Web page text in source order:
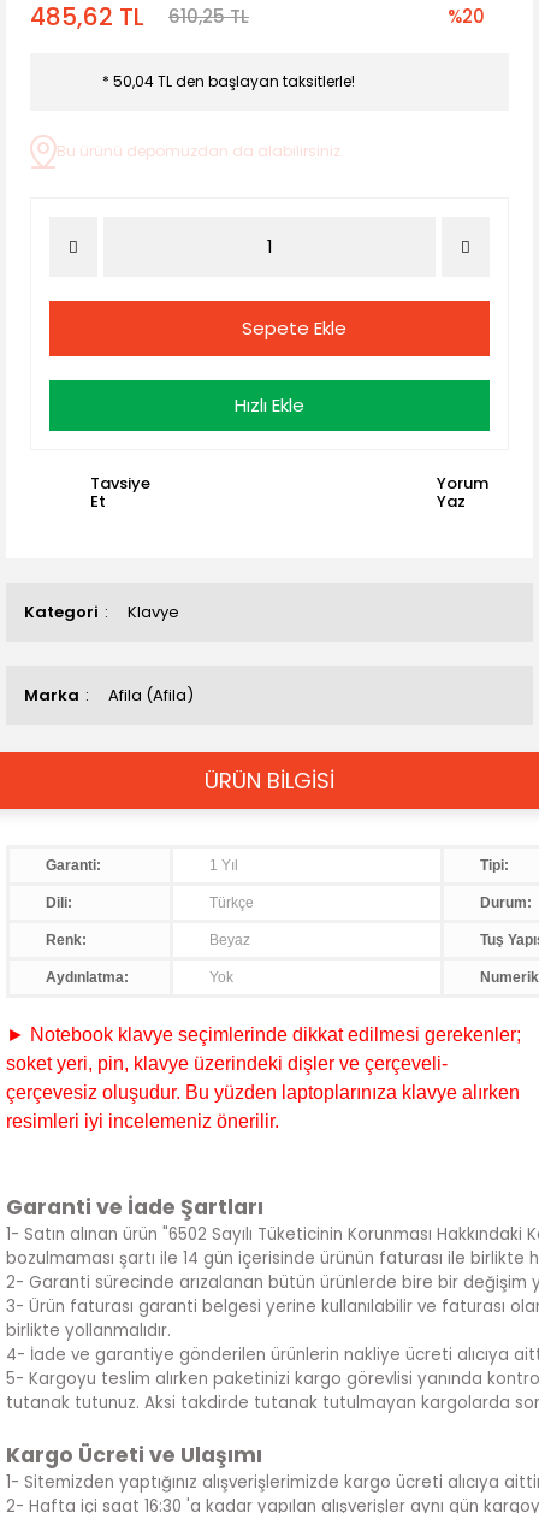
Kategori Klavye
Marka Afila (Afila)
485,62 TL 610,25 TL %20
* 50,04 TL den başlayan taksitlerle!
Bu ürünü depomuzdan da alabilirsiniz.
Sepete Ekle
Hızlı Ekle
Tavsiye
Et
Yorum
Yaz
ÜRÜN BİLGİSİ
Garanti: 1 Yıl Tipi:
Dili: Türkçe Durum:
Renk: Beyaz Tuş
Aydınlatma: Yok
► Notebook klavye seçimlerinde dikkat edilmesi gerekenler;
soket yeri, pin, klavye üzerindeki dişler ve çerçeveli-
çerçevesiz oluşudur. Bu yüzden laptoplarınıza klavye alırken
resimleri iyi incelemeniz önerilir.
Garanti ve İade Şartları
1- Satın alınan ürün "6502 Sayılı Tüketicinin Korunması
bozulmaması şartı ile 14 gün içerisinde ürünün faturası ile
2- Garanti sürecinde arızalanan bütün ürünlerde bire bir değişim
3- Ürün faturası garanti belgesi yerine kullanılabilir ve faturası
birlikte yollanmalıdır.
4- İade ve garantiye gönderilen ürünlerin nakliye ücreti alıcıya
5- Kargoyu teslim alırken paketinizi kargo görevlisi yanında
tutanak tutunuz. Aksi takdirde tutanak tutulmayan kargolarda
Kargo Ücreti ve Ulaşımı
1- Sitemizden yaptığınız alışverişlerimizde kargo ücreti alıcıya
2- Hafta içi saat 16:30 'a kadar yapılan alışverişler aynı gün